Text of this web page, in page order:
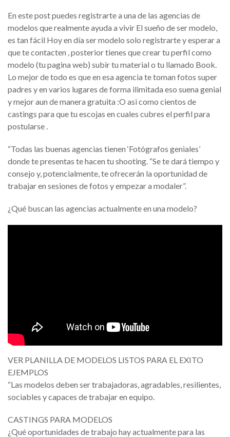
En este post puedes registrarte a una de las agencias de
modelos que realmente ayuda a vivir El sueño de ser modelo,
es tan fácil Hoy en día ser modelo solo registrarte y esperar a
que te contacten , posterior tienes que crear tu perfil como
modelo (tu pagina web) subir tu material o tu llamado Book.
Lo mejor de todo es que en esa agencia te toman fotos super
padres y en varios lugares de forma ilimitada eso suena genial
y mejor aun de manera gratuita :O asi como cientos de
castings para que tu escojas en cuales cubres el perfil para
postularse .
“Todas las buenas agencias tienen ‘Fotógrafos geniales’
donde te presentas te hacen tu shooting. “Se te dará tiempo y
consejo y, potencialmente, te ofrecerán la oportunidad de
trabajar en sesiones de fotos y empezar a modaler”.
¿Qué buscan las agencias actualmente en una modelo?
VER PLANILLA DE MODELOS LISTOS PARA EL EXITO
EJEMPLOS
“Las modelos deben ser trabajadoras, agradables, resilientes,
sociables y capaces de trabajar en equipo.
CASTINGS PARA MODELOS
¿Qué oportunidades de trabajo hay actualmente para las